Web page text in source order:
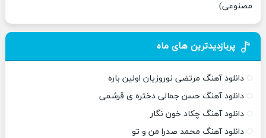
مصنوعی)
پربازدیدترین های ماه
دانلود آهنگ مرتضی نوروزیان اولین باره
دانلود آهنگ حسن جمالی دختره ی قرشمی
دانلود آهنگ چکاد خون نگار
دانلود آهنگ محمد صدرا من و تو